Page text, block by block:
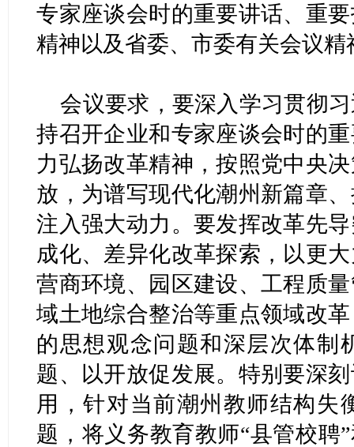
专家座谈会时的重要讲话、重
精神以及省委、市委有关会议
会议要求，要深入学习贯彻
持召开企业和专家座谈会时的
力弘扬改革精神，按照党中央
放，为谱写现代化潮州新篇章
注入强大动力。要发挥改革先
成化、差异化改革探索，以更
营商环境、园区建设、工程质
域土地综合整治等重点领域改
的思想观念问题和深层次体制
题、以开放促发展。特别要深
用，针对当前潮州教师结构失
题，将义务教育教师“县管校聘